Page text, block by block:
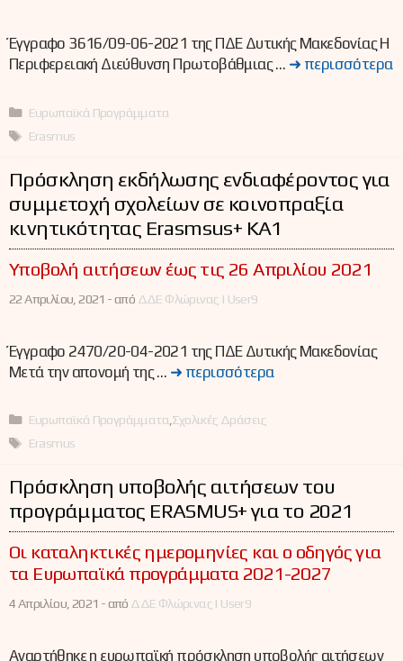
Έγγραφο 3616/09-06-2021 της ΠΔΕ Δυτικής Μακεδονίας Η
Περιφερειακή Διεύθυνση Πρωτοβάθμιας … ➜ περισσότερα
Κατηγορίες
Ευρωπαϊκά Προγράμματα
Ετικέτες
Erasmus
Πρόσκληση εκδήλωσης ενδιαφέροντος για
συμμετοχή σχολείων σε κοινοπραξία
κινητικότητας Erasmsus+ KA1
Υποβολή αιτήσεων έως τις 26 Απριλίου 2021
22 Απριλίου, 2021 -από ΔΔΕ Φλώρινας | User9
Έγγραφο 2470/20-04-2021 της ΠΔΕ Δυτικής Μακεδονίας
Μετά την απονομή της … ➜ περισσότερα
Κατηγορίες
Ευρωπαϊκά Προγράμματα,Σχολικές Δράσεις
Ετικέτες
Erasmus
Πρόσκληση υποβολής αιτήσεων του
προγράμματος ERASMUS+ για το 2021
Οι καταληκτικές ημερομηνίες και ο οδηγός για
τα Ευρωπαϊκά προγράμματα 2021-2027
4 Απριλίου, 2021 -από ΔΔΕ Φλώρινας | User9
Αναρτήθηκε η ευρωπαϊκή πρόσκληση υποβολής αιτήσεων